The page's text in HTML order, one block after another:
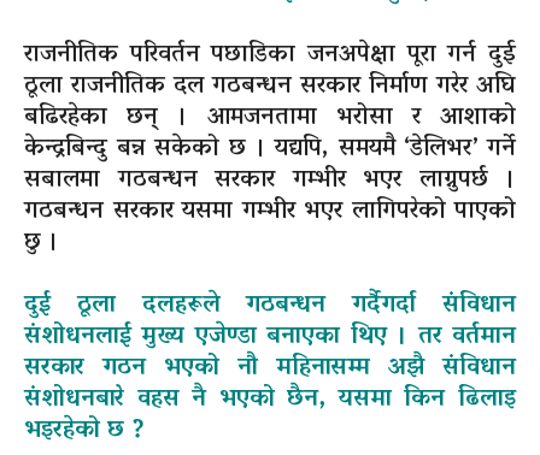
राजनीतिक परिवर्तन पछाडिका जनअपेक्षा पूरा गर्न दुई
ठूला राजनीतिक दल गठबन्धन सरकार निर्माण गरेर अघि
बढिरहेका छन् । आमजनतामा भरोसा र आशाको
केन्द्रबिन्दु बन्न सकेको छ । यद्यपि, समयमै ‘डेलिभर’ गर्ने
सबालमा गठबन्धन सरकार गम्भीर भएर लाग्नुपर्छ ।
गठबन्धन सरकार यसमा गम्भीर भएर लागिपरेको पाएको
छु ।
दुई ठूला दलहरूले गठबन्धन गर्दैगर्दा संविधान
संशोधनलाई मुख्य एजेण्डा बनाएका थिए । तर वर्तमान
सरकार गठन भएको नौ महिनासम्म अझै संविधान
संशोधनबारे वहस नै भएको छैन, यसमा किन ढिलाइ
भइरहेको छ ?